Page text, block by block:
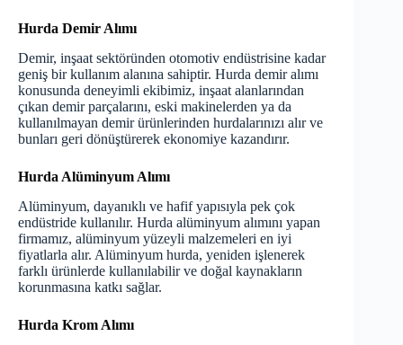
Hurda Demir Alımı
Demir, inşaat sektöründen otomotiv endüstrisine kadar
geniş bir kullanım alanına sahiptir. Hurda demir alımı
konusunda deneyimli ekibimiz, inşaat alanlarından
çıkan demir parçalarını, eski makinelerden ya da
kullanılmayan demir ürünlerinden hurdalarınızı alır ve
bunları geri dönüştürerek ekonomiye kazandırır.
Hurda Alüminyum Alımı
Alüminyum, dayanıklı ve hafif yapısıyla pek çok
endüstride kullanılır. Hurda alüminyum alımını yapan
firmamız, alüminyum yüzeyli malzemeleri en iyi
fiyatlarla alır. Alüminyum hurda, yeniden işlenerek
farklı ürünlerde kullanılabilir ve doğal kaynakların
korunmasına katkı sağlar.
Hurda Krom Alımı